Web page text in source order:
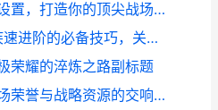
**标题：在和平精英中设置，打造你的顶尖战场法则**
**QQ飞车怎么双喷，疾速进阶的必备技巧，关于双喷的系统性心得**
荣耀的淬炼之路副标题
和平精英兑换勋章，战场荣誉与战略资源的交响，副标题，虚拟勋章的实战价值与玩家心理洞察